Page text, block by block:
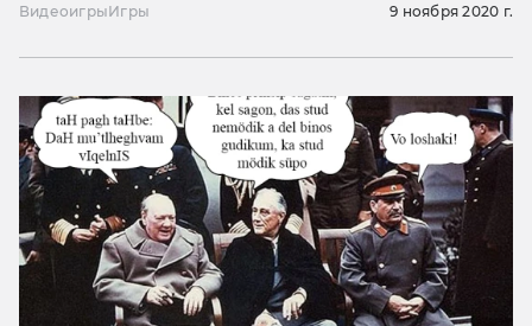
ВидеоигрыИгры 9 ноября 2020 г.